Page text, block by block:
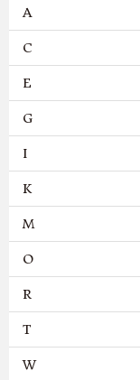
A
C
E
G
I
K
M
O
R
T
W